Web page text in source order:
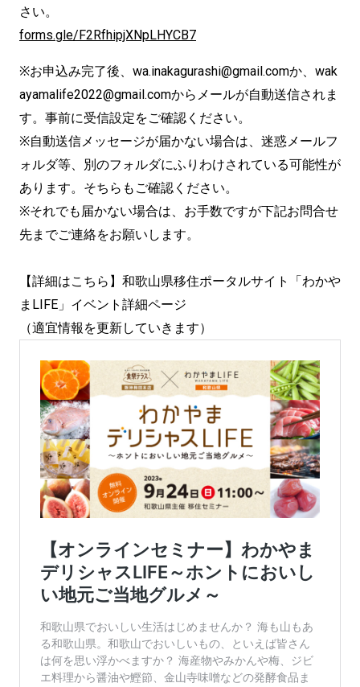
さい。
forms.gle/F2RfhipjXNpLHYCB7
※お申込み完了後、wa.inakagurashi@gmail.comか、wak
ayamalife2022@gmail.comからメールが自動送信されま
す。事前に受信設定をご確認ください。
※自動送信メッセージが届かない場合は、迷惑メールフ
ォルダ等、別のフォルダにふりわけされている可能性が
あります。そちらもご確認ください。
※それでも届かない場合は、お手数ですが下記お問合せ
先までご連絡をお願いします。
【詳細はこちら】和歌山県移住ポータルサイト「わかや
まLIFE」イベント詳細ページ
（適宜情報を更新していきます）